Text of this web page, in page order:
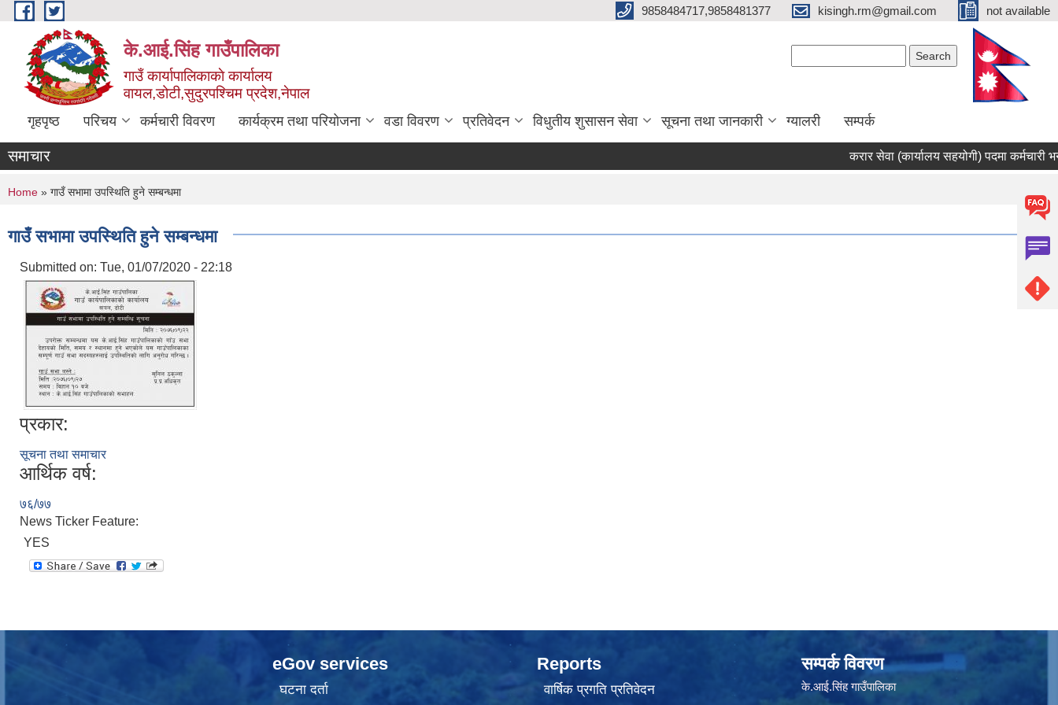
Skip to main content 9858484717,9858481377 kisingh.rm@gmail.com not available
के.आई.सिंह गाउँपालिका
गाउँ कार्यापालिकाकाे कार्यालय
वायल,डोटी,सुदुरपश्चिम प्रदेश,नेपाल
गृहपृष्ठ परिचय कर्मचारी विवरण कार्यक्रम तथा परियोजना वडा विवरण प्रतिवेदन विधुतीय शुसासन सेवा सूचना तथा जानकारी ग्यालरी सम्पर्क
समाचार करार सेवा (कार्यालय सहयोगी) पदमा कर्मचारी भर्ना
You are here
Home » गाउँ सभामा उपस्थिति हुने सम्बन्धमा
गाउँ सभामा उपस्थिति हुने सम्बन्धमा
Submitted on: Tue, 01/07/2020 - 22:18
प्रकार:
सूचना तथा समाचार
आर्थिक वर्ष:
७६/७७
News Ticker Feature:
YES
eGov services
घटना दर्ता
Reports
वार्षिक प्रगति प्रतिवेदन
सम्पर्क विवरण
के.आई.सिंह गाउँपालिका